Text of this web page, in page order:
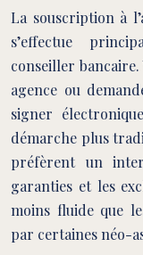
La souscription à
s’effectue
conseiller
agence ou
signer
démarche plus
préfèrent un
garanties et les
moins fluide que
par certaines néo-